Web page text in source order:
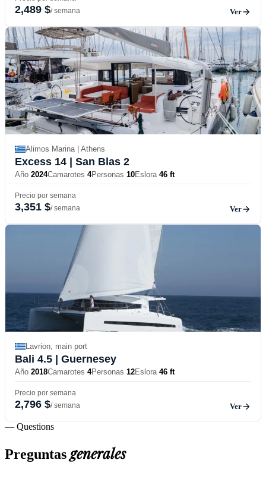
2,489 $/ semana Ver
Alimos Marina | Athens
Excess 14 | San Blas 2
Año 2024Camarotes 4Personas 10Eslora 46 ft
Precio por semana
3,351 $/ semana Ver
Lavrion, main port
Bali 4.5 | Guernesey
Año 2018Camarotes 4Personas 12Eslora 46 ft
Precio por semana
2,796 $/ semana Ver
— Questions
Preguntasgenerales